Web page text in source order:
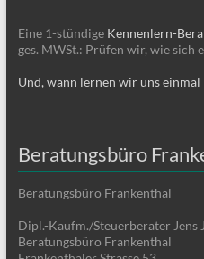
Eine 1-stündige Kennenlern-
ges. MWSt.: Prüfen wir, wie sich
Und, wann lernen wir uns einmal
Beratungsbüro
Beratungsbüro Frankenthal
Dipl.-Kaufm./Steuerberater Jens
Beratungsbüro Frankenthal